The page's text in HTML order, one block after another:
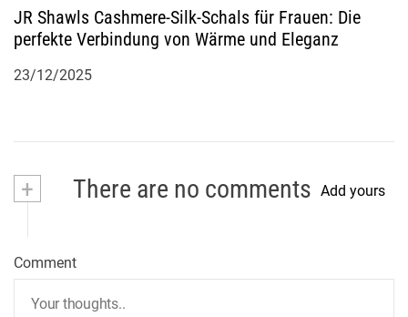
JR Shawls Cashmere-Silk-Schals für Frauen: Die
perfekte Verbindung von Wärme und Eleganz
23/12/2025
+ There are no comments Add yours
Comment